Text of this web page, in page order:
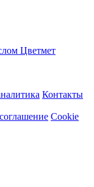
Цветмет
Контакты
Cookie